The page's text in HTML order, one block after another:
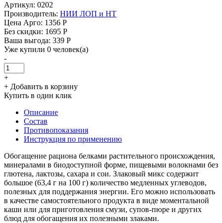
Артикул: 0202
Производитель: НИИ ЛОП и НТ
Цена Арго: 1356 Р
Без скидки: 1695 Р
Ваша выгода: 339 Р
Уже купили 0 человек(а)
-
+
+ Добавить в корзину
Купить в один клик
Описание
Состав
Противопоказания
Инструкция по применению
Обогащение рациона белками растительного происхождения,
минералами в биодоступной форме, пищевыми волокнами без
глютена, лактозы, сахара и сои. Злаковый микс содержит
большое (63,4 г на 100 г) количество медленных углеводов,
полезных для поддержания энергии. Его можно использовать
в качестве самостоятельного продукта в виде моментальной
каши или для приготовления смузи, супов-пюре и других
блюд для обогащения их полезными злаками.